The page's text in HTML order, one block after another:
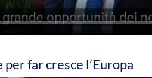
far cresce l’Europa